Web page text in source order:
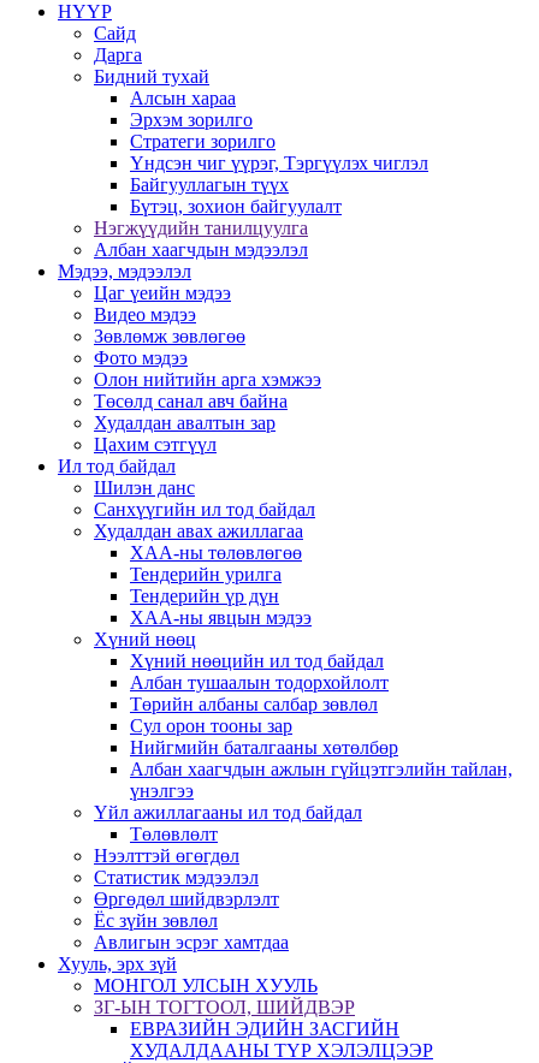
НҮҮР
Сайд
Дарга
Бидний тухай
Алсын хараа
Эрхэм зорилго
Стратеги зорилго
Үндсэн чиг үүрэг, Тэргүүлэх чиглэл
Байгууллагын түүх
Бүтэц, зохион байгуулалт
Нэгжүүдийн танилцуулга
Албан хаагчдын мэдээлэл
Мэдээ, мэдээлэл
Цаг үеийн мэдээ
Видео мэдээ
Зөвлөмж зөвлөгөө
Фото мэдээ
Олон нийтийн арга хэмжээ
Төсөлд санал авч байна
Худалдан авалтын зар
Цахим сэтгүүл
Ил тод байдал
Шилэн данс
Санхүүгийн ил тод байдал
Худалдан авах ажиллагаа
ХАА-ны төлөвлөгөө
Тендерийн урилга
Тендерийн үр дүн
ХАА-ны явцын мэдээ
Хүний нөөц
Хүний нөөцийн ил тод байдал
Албан тушаалын тодорхойлолт
Төрийн албаны салбар зөвлөл
Сул орон тооны зар
Нийгмийн баталгааны хөтөлбөр
Албан хаагчдын ажлын гүйцэтгэлийн тайлан,
үнэлгээ
Үйл ажиллагааны ил тод байдал
Төлөвлөлт
Нээлттэй өгөгдөл
Статистик мэдээлэл
Өргөдөл шийдвэрлэлт
Ёс зүйн зөвлөл
Авлигын эсрэг хамтдаа
Хууль, эрх зүй
МОНГОЛ УЛСЫН ХУУЛЬ
ЗГ-ЫН ТОГТООЛ, ШИЙДВЭР
ЕВРАЗИЙН ЭДИЙН ЗАСГИЙН
ХУДАЛДААНЫ ТҮР ХЭЛЭЛЦЭЭР